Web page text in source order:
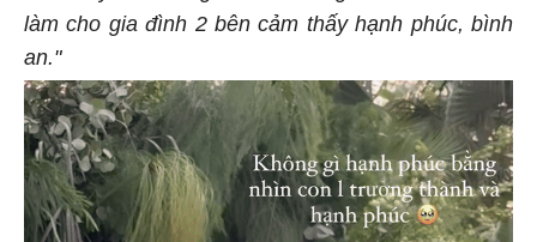
làm cho gia đình 2 bên cảm thấy hạnh phúc, bình
an."